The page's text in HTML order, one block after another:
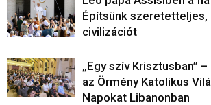
Építsünk
civilizációt
„Egy szív Krisztusban”
az Örmény Katolikus
Napokat Libanonban